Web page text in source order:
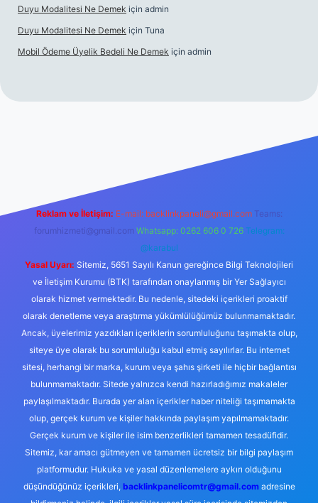
Duyu Modalitesi Ne Demek için admin
Duyu Modalitesi Ne Demek için Tuna
Mobil Ödeme Üyelik Bedeli Ne Demek için admin
Reklam ve İletişim: E-mail: backlinkpaneli@gmail.com Teams:
forumhizmeti@gmail.com Whatsapp: 0262 606 0 726 Telegram:
@karabul
Yasal Uyarı: Sitemiz, 5651 Sayılı Kanun gereğince Bilgi Teknolojileri
ve İletişim Kurumu (BTK) tarafından onaylanmış bir Yer Sağlayıcı
olarak hizmet vermektedir. Bu nedenle, sitedeki içerikleri proaktif
olarak denetleme veya araştırma yükümlülüğümüz bulunmamaktadır.
Ancak, üyelerimiz yazdıkları içeriklerin sorumluluğunu taşımakta olup,
siteye üye olarak bu sorumluluğu kabul etmiş sayılırlar. Bu internet
sitesi, herhangi bir marka, kurum veya şahıs şirketi ile hiçbir bağlantısı
bulunmamaktadır. Sitede yalnızca kendi hazırladığımız makaleler
paylaşılmaktadır. Burada yer alan içerikler haber niteliği taşımamakta
olup, gerçek kurum ve kişiler hakkında paylaşım yapılmamaktadır.
Gerçek kurum ve kişiler ile isim benzerlikleri tamamen tesadüfidir.
Sitemiz, kar amacı gütmeyen ve tamamen ücretsiz bir bilgi paylaşım
platformudur. Hukuka ve yasal düzenlemelere aykırı olduğunu
düşündüğünüz içerikleri, backlinkpanelicomtr@gmail.comadresine